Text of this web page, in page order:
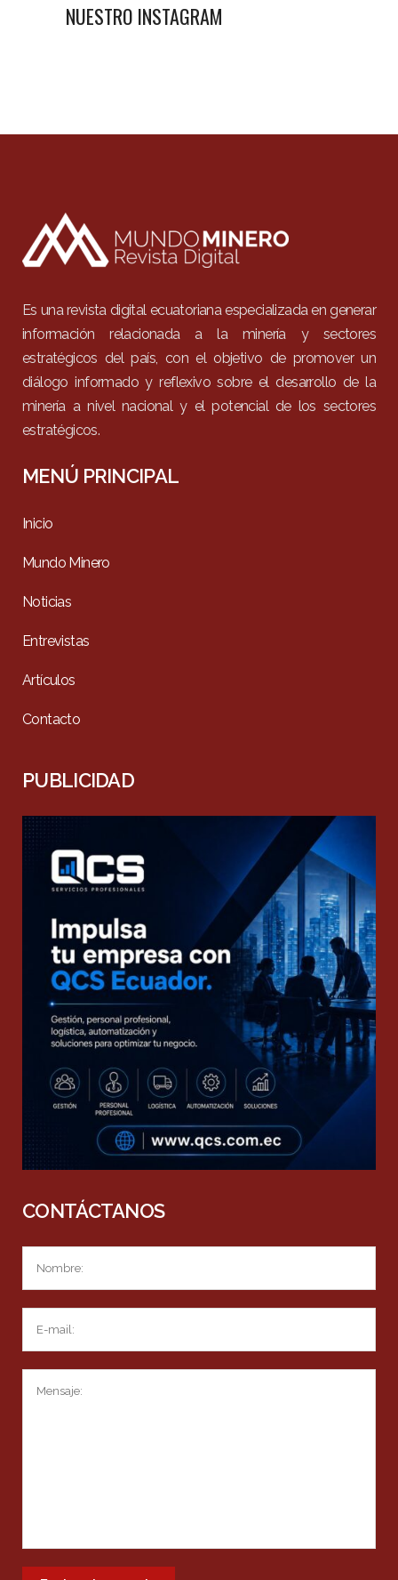
NUESTRO INSTAGRAM
Es una revista digital ecuatoriana especializada en generar
información relacionada a la minería y sectores
estratégicos del país, con el objetivo de promover un
diálogo informado y reflexivo sobre el desarrollo de la
minería a nivel nacional y el potencial de los sectores
estratégicos.
MENÚ PRINCIPAL
Inicio
Mundo Minero
Noticias
Entrevistas
Artículos
Contacto
PUBLICIDAD
CONTÁCTANOS